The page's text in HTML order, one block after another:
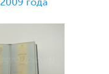
года